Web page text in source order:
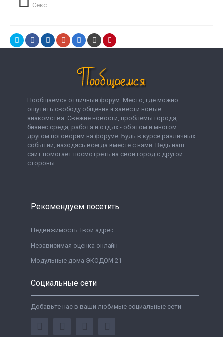
Секс
Пообщаемся отличный форум. Место, где можно
ощутить свободу общения и завести новые
знакомства. Свежие новости, проблемы города,
бизнес среда, работа и отдых - об этом и многом
другом поговорим на форуме. Будь в курсе различных
событий, находясь всегда вместе с нами. Ведь наш
сайт помогает посмотреть на свой город с другой
стороны.
Рекомендуем посетить
Недвижимость Твой адрес
Независимая оценка онлайн
Модульные дома ЭКОДОМ 21
Социальные сети
Добавьте нас в ваши любимые социальные сети